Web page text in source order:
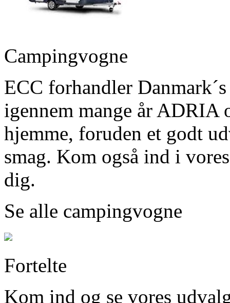
Campingvogne
ECC forhandler
igennem mange år ADRIA
hjemme, foruden et godt
smag. Kom også ind i
dig.
Se alle campingvogne
Fortelte
Kom ind og se vores